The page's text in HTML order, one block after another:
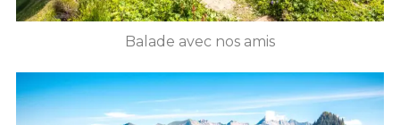
Balade avec nos amis